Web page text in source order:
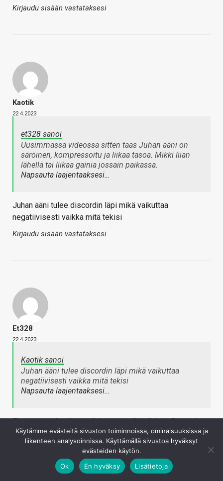
Kirjaudu sisään vastataksesi
Kaotik
22.4.2023
et328 sanoi
Uusimmassa videossa sitten taas Juhan ääni on
säröinen, kompressoitu ja liikaa tasoa. Mikki liian
lähellä tai liikaa gainia jossain paikassa.
Napsauta laajentaaksesi…
Juhan ääni tulee discordin läpi mikä vaikuttaa
negatiivisesti vaikka mitä tekisi
Kirjaudu sisään vastataksesi
Et328
22.4.2023
Kaotik sanoi
Juhan ääni tulee discordin läpi mikä vaikuttaa
negatiivisesti vaikka mitä tekisi
Napsauta laajentaaksesi…
Ei se aiemmin ollut tuollainen, se oli sellainen "hento ja
ohut". Nyt vedetään limitteriin jossain kohdassa.
Kirjaudu sisään vastataksesi
Käytämme evästeitä sivuston toiminnoissa, ominaisuuksissa ja
liikenteen analysoinnissa. Käyttämällä sivustoa hyväksyt
evästeiden käytön.
Ok
En hyväksy Lisätietoja